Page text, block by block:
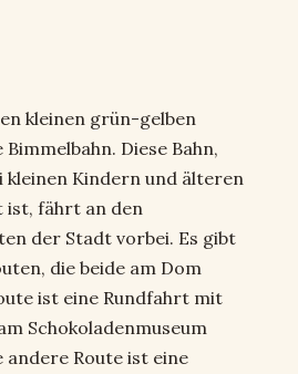
kleinen grün-gelben
Diese Bahn,
kleinen Kindern und älteren
ist, fährt an den
der Stadt vorbei. Es gibt
die beide am Dom
ist eine Rundfahrt mit
Schokoladenmuseum
andere Route ist eine